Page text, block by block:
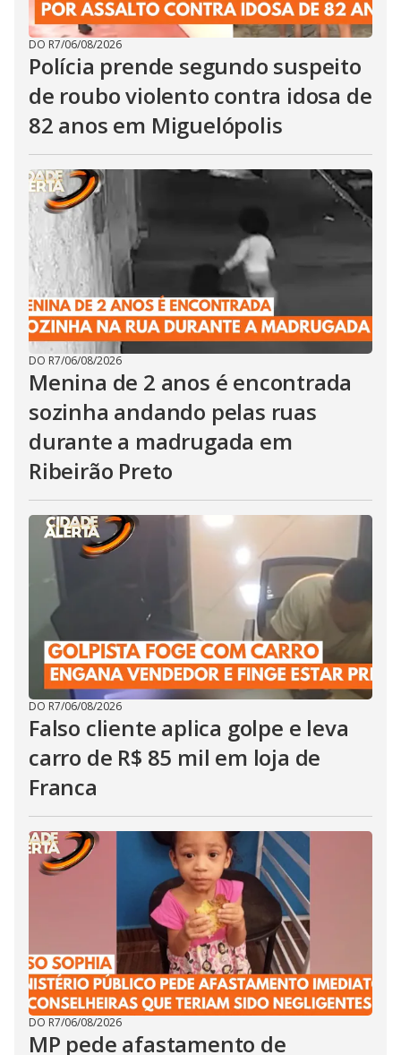
DO R7/06/08/2026
Polícia prende segundo suspeito
de roubo violento contra idosa de
82 anos em Miguelópolis
DO R7/06/08/2026
Menina de 2 anos é encontrada
sozinha andando pelas ruas
durante a madrugada em
Ribeirão Preto
DO R7/06/08/2026
Falso cliente aplica golpe e leva
carro de R$ 85 mil em loja de
Franca
DO R7/06/08/2026
MP pede afastamento de